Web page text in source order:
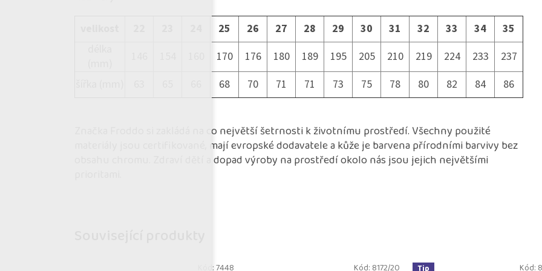
Kód:7448 Kód: 8172/20 Kód:
25 26 27 28 29 30 31 32 33 34
35
170 176 180 189 195 205 210 219 224 233
237
68 70 71 71 73 75 78 80 82 84 86
Značka Froddo si zakládá na co největší šetrnosti k životnímu prostředí. Všechny použité
materiály jsou certifikované, mají evropské dodavatele a kůže je barvena přírodními barvivy bez
obsahu chromu. Zdraví dětí a dopad výroby na prostředí okolo nás jsou jejich největšími